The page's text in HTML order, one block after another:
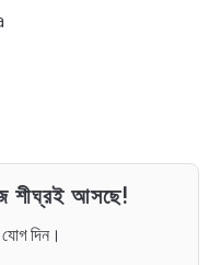
শীঘ্রই আসছে!
দিন।